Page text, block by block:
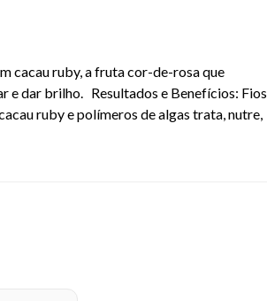
cacau ruby, a fruta cor-de-rosa que
e dar brilho. Resultados e Benefícios: Fios
ruby e polímeros de algas trata, nutre,